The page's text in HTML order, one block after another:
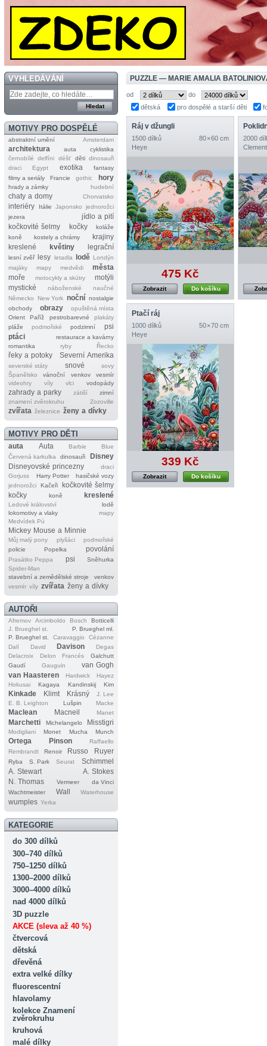
VYHLEDÁVÁNÍ
MOTIVY PRO DOSPĚLÉ
abstraktní umění Amsterdam
architektura auta
cyklistika
černobílé
delfíni déšť děti dinosauři
draci
Egypt exotika
fantasy
filmy a seriály
Francie gothic hory
hrady a zámky hudební
chaty a domy Chorvatsko
interiéry Itálie Japonsko
jednorožci
jezera
jídlo a pití
kočkovité šelmy
kočky
koláže
koně
kostely a chrámy
krajiny
kreslené
květiny legrační
lesní zvěř lesy letadla lodě Londýn
majáky
mapy medvědi
města
moře
motocykly a skútry
motýli
mystické
náboženské
naučné
Německo
New York noční nostalgie
obchody
obrazy
opuštěná místa
Orient
Paříž pestrobarevné
plakáty
pláže
podmořské podzimní
psi
ptáci
restaurace a kavárny
romantika
ryby Řecko
řeky a potoky Severní Amerika
severské státy snové
sovy
Španělsko
vánoční venkov
vesmír
videohry
víly vlci vodopády
zahrady a parky zátiší
zimní
znamení zvěrokruhu
Zozoville
zvířata železnice ženy a dívky
MOTIVY PRO DĚTI
auta Auta Barbie
Blue
Červená karkulka
dinosauři
Disney
Disneyovské princezny
draci
Gorjuss
Harry Potter
hasičské vozy
jednorožci
Kačeři
kočkovité šelmy
kočky
koně kreslené
Ledové království
lodě
lokomotivy a vlaky
mapy
Medvídek Pú
Mickey Mouse a Minnie
Můj malý pony plyšáci
podmořské
policie
Popelka povolání
Prasátko Peppa psi
Sněhurka
Spider‐Man
stavební a zemědělské stroje
venkov
vesmír víly zvířata ženy a dívky
AUTOŘI
Afremov Arcimboldo Bosch
Botticelli
J. Brueghel st.
P. Brueghel ml.
P. Brueghel st.
Caravaggio
Cézanne
Dalí
David Davison
Degas
Delacroix
Delon Francés
Galchutt
Gaudí
Gauguin
van Gogh
van Haasteren
Hardwick
Hayez
Hokusai
Kagaya Kandinskij Kim
Kinkade Klimt Krásný
J. Lee
E. B. Leighton
Lušpin Macke
Maclean Macneil Manet
Marchetti Michelangelo Misstigri
Modigliani Monet Mucha Munch
Ortega Pinson
Raffaello
Rembrandt
Renoir Russo Ruyer
Ryba S. Park Seurat
Schimmel
A. Stewart
A. Stokes
N. Thomas
Vermeer
da Vinci
Wachtmeister
Wall Waterhouse
wumples Yerka
KATEGORIE
do 300 dílků
300–740 dílků
750–1250 dílků
1300–2000 dílků
3000–4000 dílků
nad 4000 dílků
3D puzzle
AKCE (sleva až 40 %)
čtvercová
dětská
dřevěná
extra velké dílky
fluorescentní
hlavolamy
kolekce Znamení
zvěrokruhu
kruhová
malé dílky
PUZZLE — MARIE AMALIA
od
do
dětská
pro dospělé a starší děti
Ráj v džungli
1500 dílků
80 × 60 cm
Heye
475 Kč
Do košíku
Zobrazit
2000
Ptačí ráj
1000 dílků
50 × 70 cm
Heye
339 Kč
Do košíku
Zobrazit